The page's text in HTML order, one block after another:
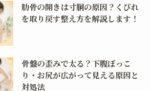
肋骨の開きは寸胴の原因？くびれ
を取り戻す整え方を解説します！
骨盤の歪みで太る？下腹ぽっこ
り・お尻が広がって見える原因と
対処法